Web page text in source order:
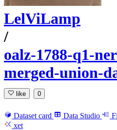
LelViLamp
/
oalz-1788-q1-
merged-union-
like 0
Dataset card Data Studio
xet